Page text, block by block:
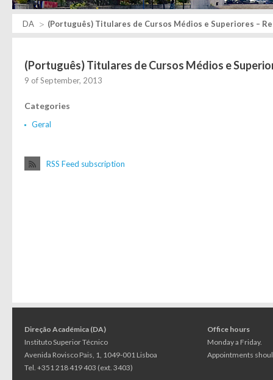
DA (Português) Titulares de Cursos Médios e Superiores –
(Português) Titulares de Cursos Médios e
9 of September, 2013
Categories
Geral
RSS Feed subscription
Direção Académica (DA)
Instituto Superior Técnico
Avenida Rovisco Pais, 1, 1049-001 Lisboa
Tel. +351 218 419 403 (ext. 3403)
Office hours
Monday a Friday.
Appointments